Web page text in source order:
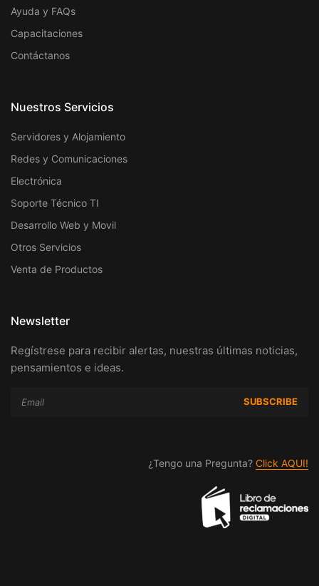
Ayuda y FAQs
Capacitaciones
Contáctanos
Nuestros Servicios
Servidores y Alojamiento
Redes y Comunicaciones
Electrónica
Soporte Técnico TI
Desarrollo Web y Movil
Otros Servicios
Venta de Productos
Newsletter
Regístrese para recibir alertas, nuestras últimas noticias,
pensamientos e ideas.
¿Tengo una Pregunta? Click AQUI!